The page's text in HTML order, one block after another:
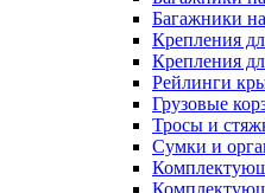
Багажники
Крепления
Крепления
Рейлинги
Грузовые
Тросы и
Сумки и